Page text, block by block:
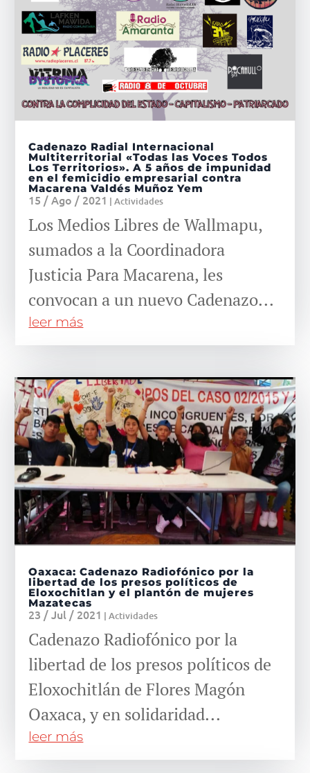
Cadenazo Radial Internacional
Multiterritorial «Todas las Voces Todos
Los Territorios». A 5 años de impunidad
en el femicidio empresarial contra
Macarena Valdés Muñoz Yem
15 / Ago / 2021 |Actividades
Los Medios Libres de Wallmapu,
sumados a la Coordinadora
Justicia Para Macarena, les
convocan a un nuevo Cadenazo...
leer más
Oaxaca: Cadenazo Radiofónico por la
libertad de los presos políticos de
Eloxochitlan y el plantón de mujeres
Mazatecas
23 / Jul / 2021 |Actividades
Cadenazo Radiofónico por la
libertad de los presos políticos de
Eloxochitlán de Flores Magón
Oaxaca, y en solidaridad...
leer más